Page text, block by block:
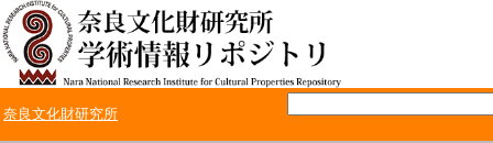
奈良文化財研究所